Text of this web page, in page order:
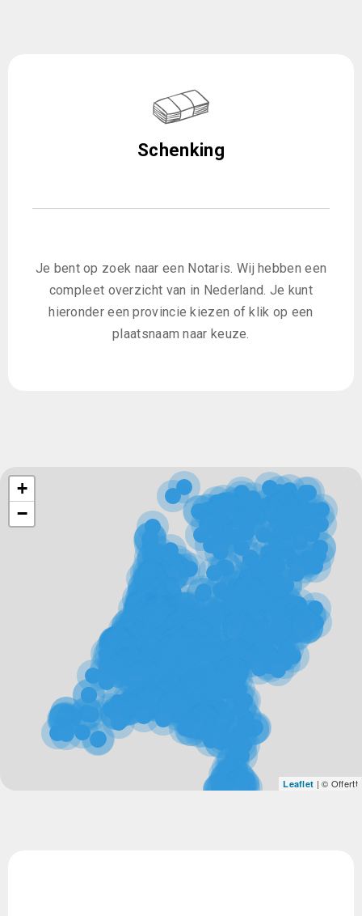
Schenking
Je bent op zoek naar een Notaris. Wij hebben een
compleet overzicht van in Nederland. Je kunt
hieronder een provincie kiezen of klik op een
plaatsnaam naar keuze.
+
−
Leaflet | © Offertt